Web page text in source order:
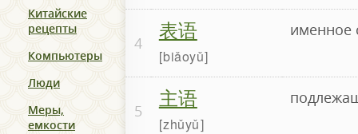
Китайские
рецепты
Компьютеры
Люди
Меры,
емкости
4 表语
biǎoyǔ
именное
5 主语
zhǔyǔ